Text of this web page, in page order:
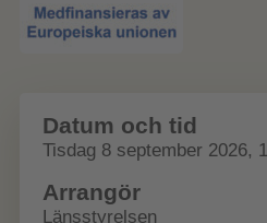
Datum och tid
Tisdag 8 september 2026,
Arrangör
Länsstyrelsen